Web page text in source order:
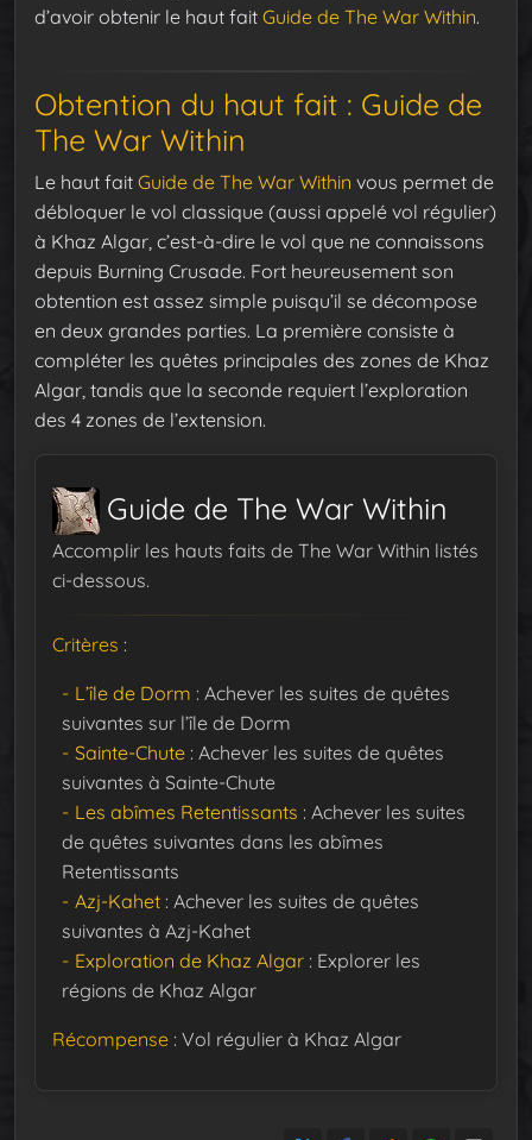
d’avoir obtenir le haut fait Guide de The War Within.
Obtention du haut fait : Guide de
The War Within
Le haut fait Guide de The War Within vous permet de
débloquer le vol classique (aussi appelé vol régulier)
à Khaz Algar, c’est-à-dire le vol que ne connaissons
depuis Burning Crusade. Fort heureusement son
obtention est assez simple puisqu’il se décompose
en deux grandes parties. La première consiste à
compléter les quêtes principales des zones de Khaz
Algar, tandis que la seconde requiert l’exploration
des 4 zones de l’extension.
Guide de The War Within
Accomplir les hauts faits de The War Within listés
ci-dessous.
Critères :
L’île de Dorm : Achever les suites de quêtes
suivantes sur l’île de Dorm
Sainte-Chute : Achever les suites de quêtes
suivantes à Sainte-Chute
Les abîmes Retentissants : Achever les suites
de quêtes suivantes dans les abîmes
Retentissants
Azj-Kahet : Achever les suites de quêtes
suivantes à Azj-Kahet
Exploration de Khaz Algar : Explorer les
régions de Khaz Algar
Récompense : Vol régulier à Khaz Algar